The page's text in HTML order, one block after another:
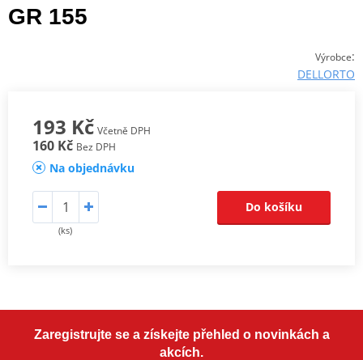
GR 155
Výrobce:
DELLORTO
193 Kč Včetně DPH
160 Kč Bez DPH
Na objednávku
(ks)
Do košíku
Zaregistrujte se a získejte přehled o novinkách a
akcích.